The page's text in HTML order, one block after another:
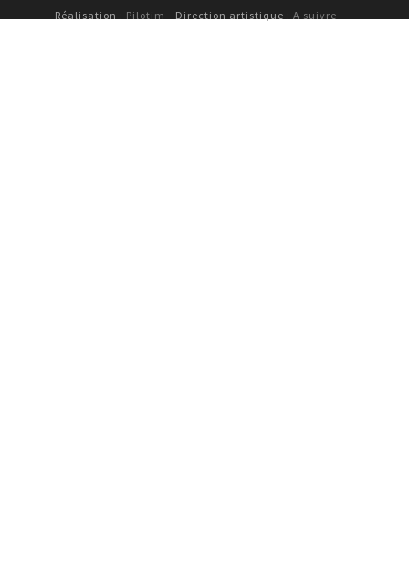
Réalisation : Pilotim - Direction artistique : A suivre